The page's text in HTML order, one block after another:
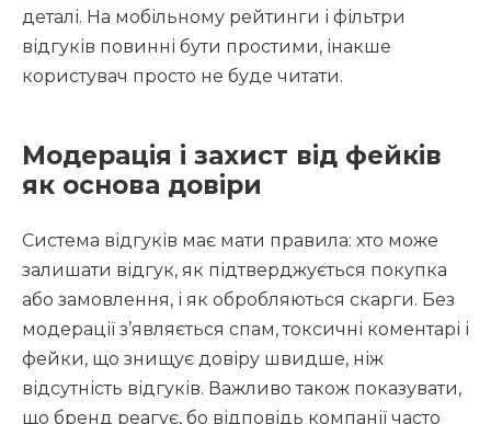
деталі. На мобільному рейтинги і фільтри
відгуків повинні бути простими, інакше
користувач просто не буде читати.
Модерація і захист від фейків
як основа довіри
Система відгуків має мати правила: хто може
залишати відгук, як підтверджується покупка
або замовлення, і як обробляються скарги. Без
модерації з’являється спам, токсичні коментарі і
фейки, що знищує довіру швидше, ніж
відсутність відгуків. Важливо також показувати,
що бренд реагує, бо відповідь компанії часто